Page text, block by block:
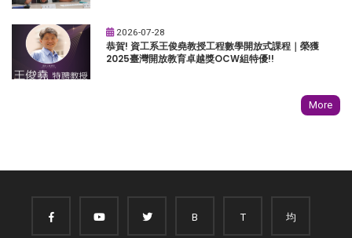
2026-07-28
恭賀! 資工系王俊堯教授工程數學開放式課程｜榮獲
2025臺灣開放教育卓越獎OCW組特優!!
More
B T 均